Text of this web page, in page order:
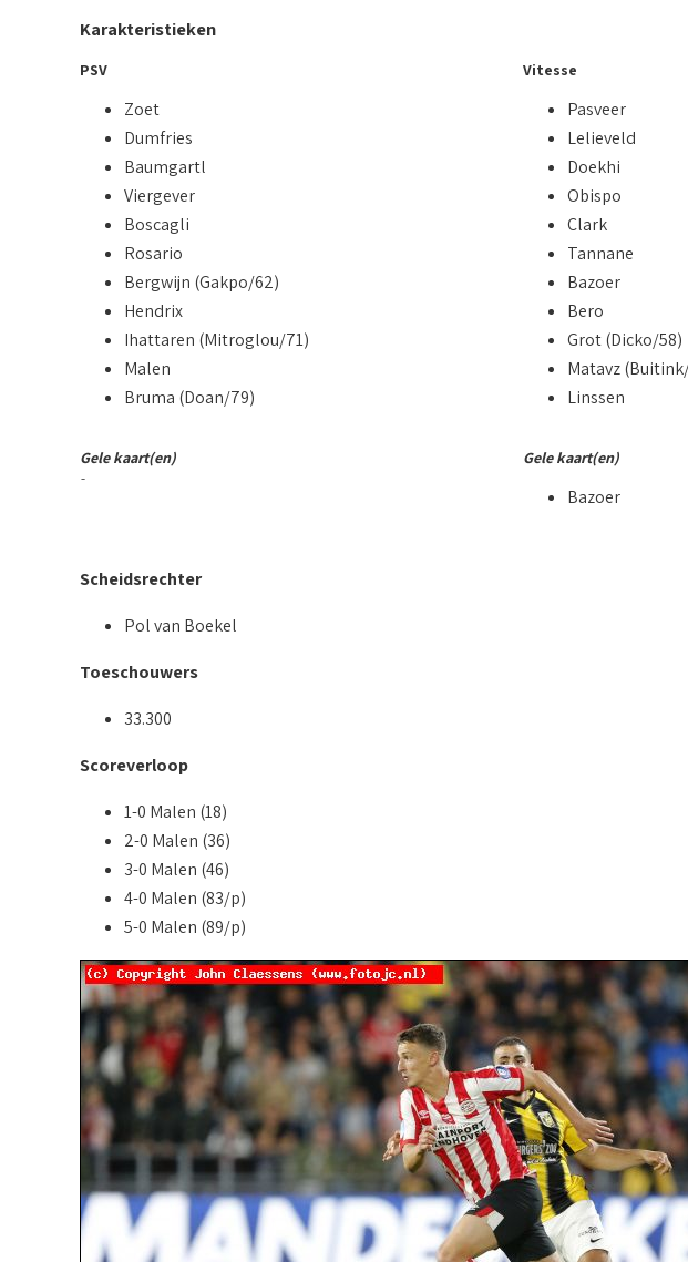
Karakteristieken
PSV
Zoet
Dumfries
Baumgartl
Viergever
Boscagli
Rosario
Bergwijn (Gakpo/62)
Hendrix
Ihattaren (Mitroglou/71)
Malen
Bruma (Doan/79)
Vitesse
Pasveer
Lelieveld
Doekhi
Obispo
Clark
Tannane
Bazoer
Bero
Grot (Dicko/58)
Matavz
Linssen
Gele kaart(en)
-
Gele kaart(en)
Bazoer
Scheidsrechter
Pol van Boekel
Toeschouwers
33.300
Scoreverloop
1-0 Malen (18)
2-0 Malen (36)
3-0 Malen (46)
4-0 Malen (83/p)
5-0 Malen (89/p)